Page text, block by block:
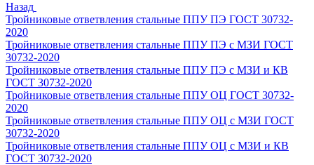
Назад
Тройниковые ответвления стальные ППУ ПЭ ГОСТ 30732-
2020
Тройниковые ответвления стальные ППУ ПЭ с МЗИ ГОСТ
30732-2020
Тройниковые ответвления стальные ППУ ПЭ с МЗИ и КВ
ГОСТ 30732-2020
Тройниковые ответвления стальные ППУ ОЦ ГОСТ 30732-
2020
Тройниковые ответвления стальные ППУ ОЦ с МЗИ ГОСТ
30732-2020
Тройниковые ответвления стальные ППУ ОЦ с МЗИ и КВ
ГОСТ 30732-2020